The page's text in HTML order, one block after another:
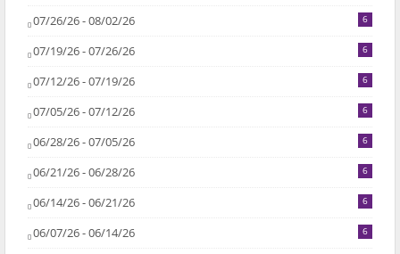
07/26/26 - 08/02/26 6
07/19/26 - 07/26/26 6
07/12/26 - 07/19/26 6
07/05/26 - 07/12/26 6
06/28/26 - 07/05/26 6
06/21/26 - 06/28/26 6
06/14/26 - 06/21/26 6
06/07/26 - 06/14/26 6